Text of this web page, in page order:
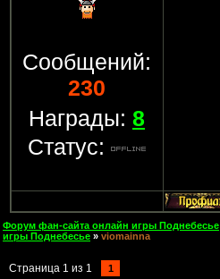
Сообщений:
230
Награды: 8
Статус:
Форум фан-сайта онлайн игры Поднебесье
игры Поднебесье » viomainna
Страница 1 из 1 1